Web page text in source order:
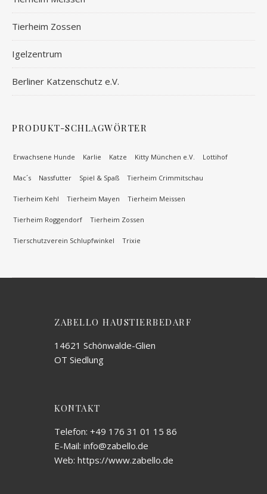
Tierheim Zossen
Igelzentrum
Berliner Katzenschutz e.V.
PRODUKT-SCHLAGWÖRTER
Erwachsene Hunde Karlie Katze Kitty München e.V. Lottihof
Mac´s Nassfutter Spiel & Spaß Tierheim Crimmitschau
Tierheim Kehl Tierheim Mayen Tierheim Meissen
Tierheim Roggendorf Tierheim Zossen
Tierschutzverein Schlupfwinkel Trixie
ZABELLO HAUSTIERBEDARF
14621 Schönwalde-Glien
OT Siedlung
KONTAKT
Telefon: +49 176 31 01 15 86
E-Mail: info@zabello.de
Web: https://www.zabello.de